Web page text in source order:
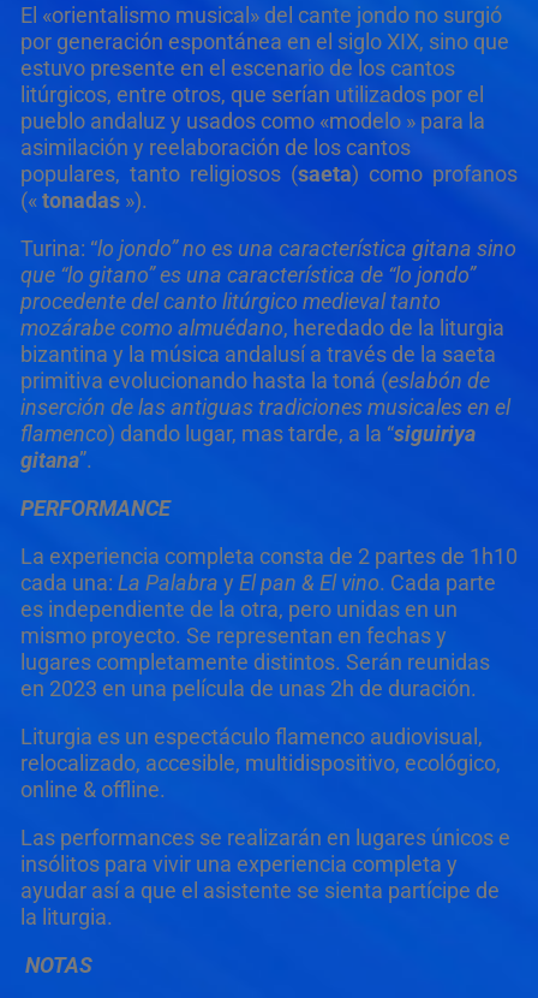
El «orientalismo musical» del cante jondo no surgió
por generación espontánea en el siglo XIX, sino que
estuvo presente en el escenario de los cantos
litúrgicos, entre otros, que serían utilizados por el
pueblo andaluz y usados como «modelo » para la
asimilación y reelaboración de los cantos
populares, tanto religiosos (saeta) como profanos
(«tonadas »).
Turina: “lo jondo” no es una característica gitana sino
que “lo gitano” es una característica de “lo jondo”
procedente del canto litúrgico medieval tanto
mozárabe como almuédano, heredado de la liturgia
bizantina y la música andalusí a través de la saeta
primitiva evolucionando hasta la toná (eslabón de
inserción de las antiguas tradiciones musicales en el
flamenco) dando lugar, mas tarde, a la “siguiriya
gitana”.
PERFORMANCE
La experiencia completa consta de 2 partes de 1h10
cada una: La Palabra y El pan & El vino. Cada parte
es independiente de la otra, pero unidas en un
mismo proyecto. Se representan en fechas y
lugares completamente distintos. Serán reunidas
en 2023 en una película de unas 2h de duración.
Liturgia es un espectáculo flamenco audiovisual,
relocalizado, accesible, multidispositivo, ecológico,
online & offline.
Las performances se realizarán en lugares únicos e
insólitos para vivir una experiencia completa y
ayudar así a que el asistente se sienta partícipe de
la liturgia.
NOTAS